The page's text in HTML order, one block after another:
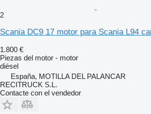
2
Scania DC9 17 motor para Scania L94
1.800 €
Piezas del motor - motor
diésel
España, MOTILLA DEL PALANCAR
RECITRUCK S.L.
Contacte con el vendedor